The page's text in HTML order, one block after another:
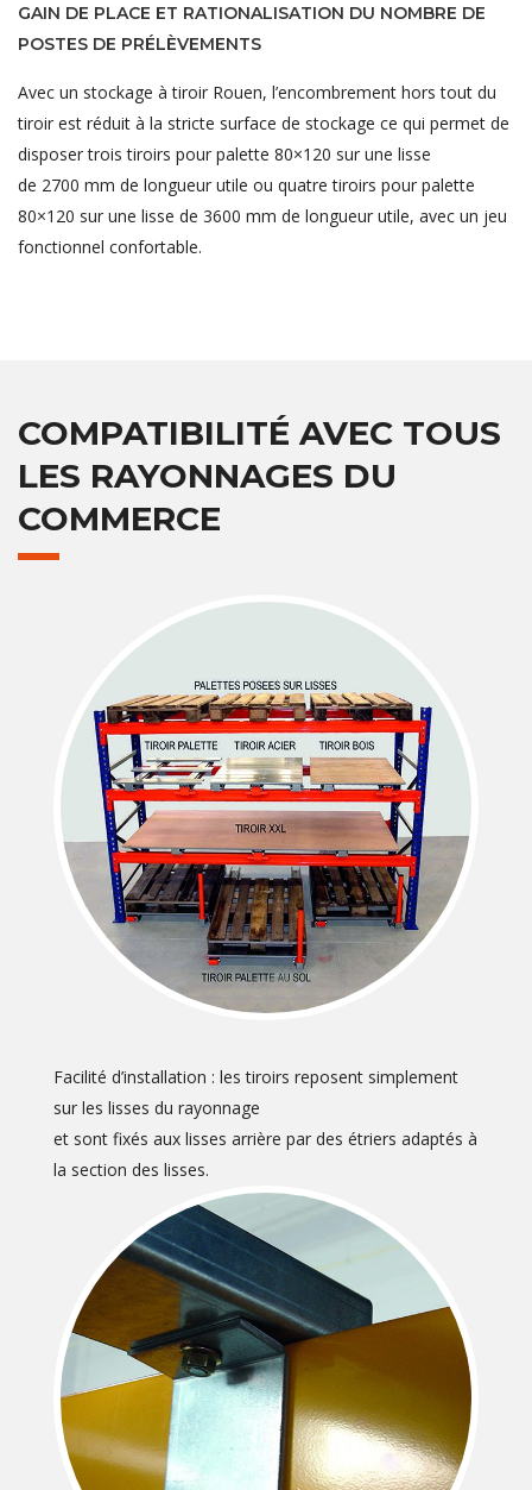
GAIN DE PLACE ET RATIONALISATION DU NOMBRE DE
POSTES DE PRÉLÈVEMENTS
Avec un stockage à tiroir Rouen, l’encombrement hors tout du
tiroir est réduit à la stricte surface de stockage ce qui permet de
disposer trois tiroirs pour palette 80×120 sur une lisse
de 2700 mm de longueur utile ou quatre tiroirs pour palette
80×120 sur une lisse de 3600 mm de longueur utile, avec un jeu
fonctionnel confortable.
COMPATIBILITÉ AVEC TOUS
LES RAYONNAGES DU
COMMERCE
Facilité d’installation : les tiroirs reposent simplement
sur les lisses du rayonnage
et sont fixés aux lisses arrière par des étriers adaptés à
la section des lisses.